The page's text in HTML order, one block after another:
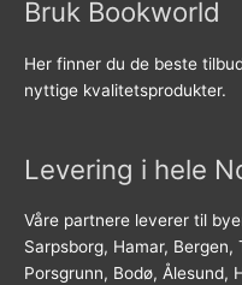
Bruk Bookworld
Her finner du de beste
nyttige kvalitetsprodukter.
Levering i hele
Våre partnere leverer til
Sarpsborg, Hamar,
Porsgrunn, Bodø, Ålesund,